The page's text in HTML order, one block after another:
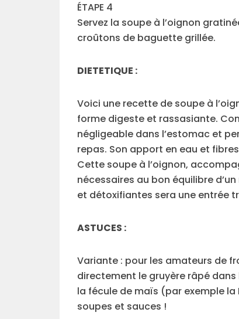
ÉTAPE 4
Servez la soupe à l’oignon
croûtons de baguette grillée.
DIETETIQUE :
Voici une recette de soupe à
forme digeste et rassasiante.
négligeable dans l’estomac et
repas. Son apport en eau et
Cette soupe à l’oignon,
nécessaires au bon équilibre
et détoxifiantes sera une entrée
ASTUCES :
Variante : pour les amateurs de
directement le gruyère râpé
la fécule de maïs (par exemple
soupes et sauces !